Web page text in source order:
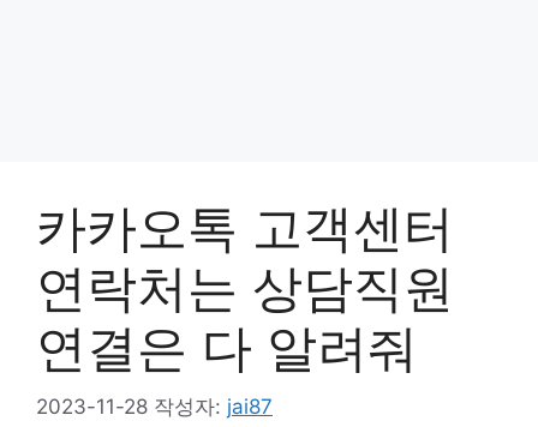
카카오톡 고객센터
연락처는 상담직원
연결은 다 알려줘
2023-11-28 작성자: jai87